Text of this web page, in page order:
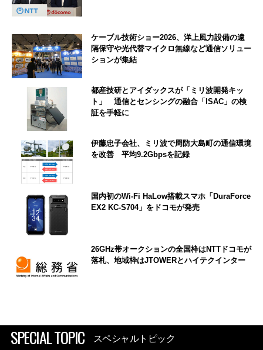
ケーブル技術ショー2026、洋上風力設備の遠
隔保守や光代替マイクロ無線など通信ソリュー
ションが集結
都産技研とアイダックスが「ミリ波開発キッ
ト」 通信とセンシングの融合「ISAC」の検
証を手軽に
伊藤忠子会社、ミリ波で周防大島町の通信環境
を改善 平均9.2Gbpsを記録
国内初のWi-Fi HaLow搭載スマホ「DuraForce
EX2 KC-S704」をドコモが発売
26GHz帯オークションの全国枠はNTTドコモが
落札、地域枠はJTOWERとハイテクインター
SPECIAL TOPIC スペシャルトピック